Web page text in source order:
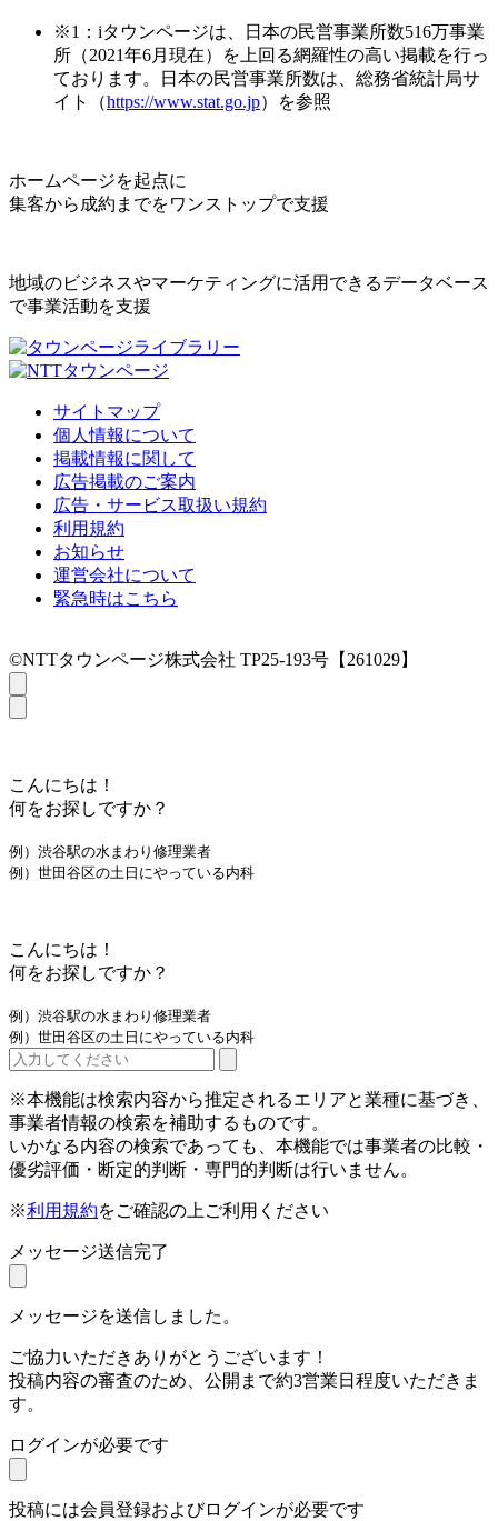
※1：iタウンページは、日本の民営事業所数516万事業
所（2021年6月現在）を上回る網羅性の高い掲載を行っ
ております。日本の民営事業所数は、総務省統計局サ
イト（https://www.stat.go.jp）を参照
ホームページを起点に
集客から成約までをワンストップで支援
地域のビジネスやマーケティングに活用できるデータベース
で事業活動を支援
サイトマップ
個人情報について
掲載情報に関して
広告掲載のご案内
広告・サービス取扱い規約
利用規約
お知らせ
運営会社について
緊急時はこちら
©NTTタウンページ株式会社 TP25-193号【261029】
こんにちは！
何をお探しですか？
例）渋谷駅の水まわり修理業者
例）世田谷区の土日にやっている内科
こんにちは！
何をお探しですか？
例）渋谷駅の水まわり修理業者
例）世田谷区の土日にやっている内科
※本機能は検索内容から推定されるエリアと業種に基づき、
事業者情報の検索を補助するものです。
いかなる内容の検索であっても、本機能では事業者の比較・
優劣評価・断定的判断・専門的判断は行いません。
※利用規約をご確認の上ご利用ください
メッセージ送信完了
メッセージを送信しました。
ご協力いただきありがとうございます！
投稿内容の審査のため、公開まで約3営業日程度いただきま
す。
ログインが必要です
投稿には会員登録およびログインが必要です